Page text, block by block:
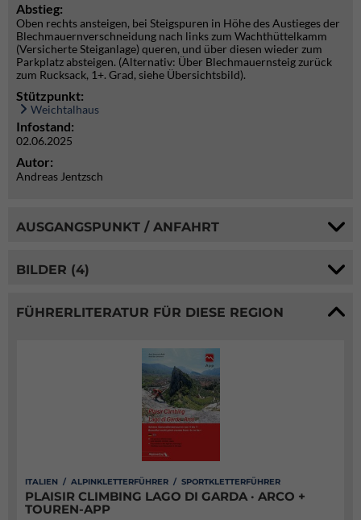
Abstieg:
Oben rechts ansteigen, bei Steigspuren in Höhe des Austieges der
Blechmauernverschneidung nach links zum Wachthüttelkamm
(Versicherte Steiganlage) queren, und über diesen wieder zum
Parkplatz absteigen. (Alternativ: Über Blechmauernsteig zurück
zum Rucksack, 1+. Grad, siehe Übersichtsbild).
Stützpunkt:
Weichtalhaus
Infostand:
02.06.2025
Autor:
Andreas Jentzsch
AUSGANGSPUNKT / ANFAHRT
BILDER (4)
FÜHRERLITERATUR FÜR DIESE REGION
ITALIEN / ALPINKLETTERFÜHRER / SPORTKLETTERFÜHRER
PLAISIR CLIMBING LAGO DI GARDA · ARCO +
TOUREN-APP